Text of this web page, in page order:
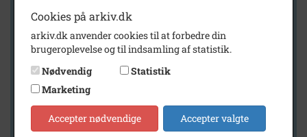
Arkiv
Fredensborg
Cookies på arkiv.dk
arkiv.dk anvender cookies til at forbedre din
brugeroplevelse og til indsamling af statistik.
Nødvendig
Statistik
Marketing
Accepter nødvendige Accepter valgte